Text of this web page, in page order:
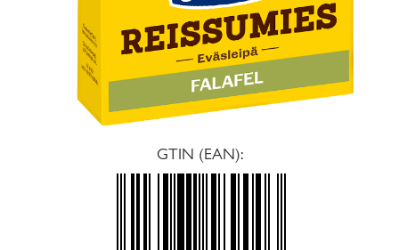
GTIN (EAN):